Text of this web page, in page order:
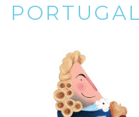
PORTUGAL